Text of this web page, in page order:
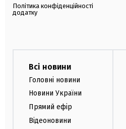
Політика конфіденційності
додатку
Всі новини
Головні новини
Новини України
Прямий ефір
Відеоновини